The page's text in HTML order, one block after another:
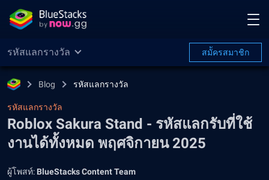
รหัสแลกรางวัล สมััครสมาชิก
Blog รหัสแลกรางวัล
รหัสแลกรางวัล
Roblox Sakura Stand - รหัสแลกรับที่ใช้
งานได้ทั้งหมด พฤศจิกายน 2025
ผู้โพสท์: BlueStacks Content Team